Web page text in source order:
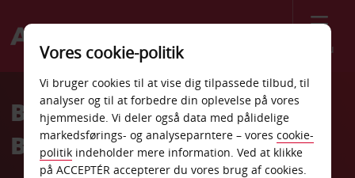
Menu
Welcome
AvisBilleje Cordoba Ave
Banegård
Vores cookie-politik
Vi bruger cookies til at vise dig tilpassede tilbud, til
analyser og til at forbedre din oplevelse på vores
hjemmeside. Vi deler også data med pålidelige
markedsførings- og analyseparntere – vores cookie-
politik indeholder mere information. Ved at klikke
på ACCEPTÉR accepterer du vores brug af cookies.